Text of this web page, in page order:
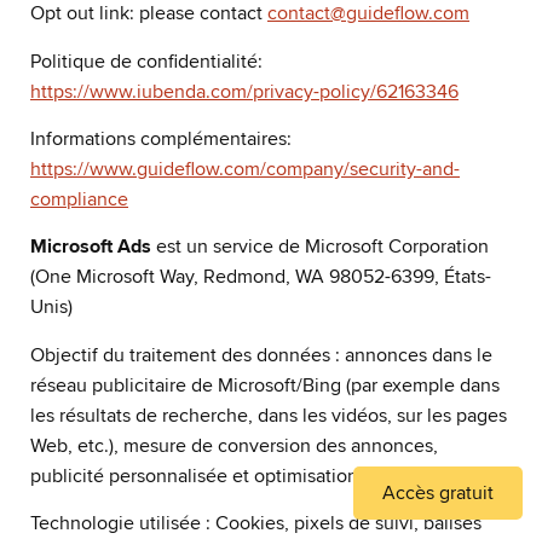
Opt out link: please contact contact@guideflow.com
Politique de confidentialité:
https://www.iubenda.com/privacy-policy/62163346
Informations complémentaires:
https://www.guideflow.com/company/security-and-
compliance
Microsoft Ads est un service de Microsoft Corporation
(One Microsoft Way, Redmond, WA 98052-6399, États-
Unis)
Objectif du traitement des données : annonces dans le
réseau publicitaire de Microsoft/Bing (par exemple dans
les résultats de recherche, dans les vidéos, sur les pages
Web, etc.), mesure de conversion des annonces,
publicité personnalisée et optimisation des campagnes
Technologie utilisée : Cookies, pixels de suivi, balises
Accès gratuit